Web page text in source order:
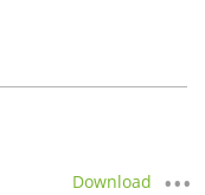
Download